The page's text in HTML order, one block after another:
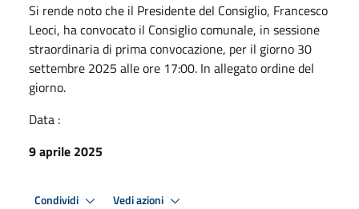
Si rende noto che il Presidente del Consiglio, Francesco
Leoci, ha convocato il Consiglio comunale, in sessione
straordinaria di prima convocazione, per il giorno 30
settembre 2025 alle ore 17:00. In allegato ordine del
giorno.
Data :
9 aprile 2025
Condividi Vedi azioni